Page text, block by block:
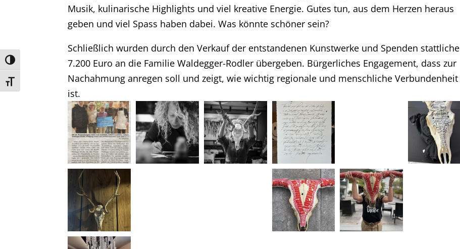
Umschalten auf hohe Kontraste
Schrift vergrößern
Musik, kulinarische Highlights und viel kreative Energie. Gutes tun, aus dem Herzen heraus
geben und viel Spass haben dabei. Was könnte schöner sein?
Schließlich wurden durch den Verkauf der entstandenen Kunstwerke und Spenden stattliche
7.200 Euro an die Familie Waldegger-Rodler übergeben. Bürgerliches Engagement, dass zur
Nachahmung anregen soll und zeigt, wie wichtig regionale und menschliche Verbundenheit
ist.